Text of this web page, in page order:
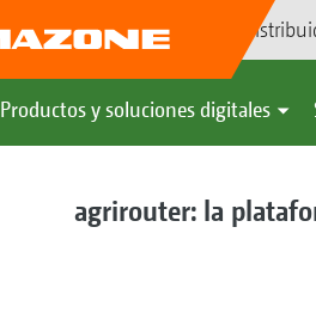
Búsqueda de
Productos y soluciones digitales
agrirouter: la